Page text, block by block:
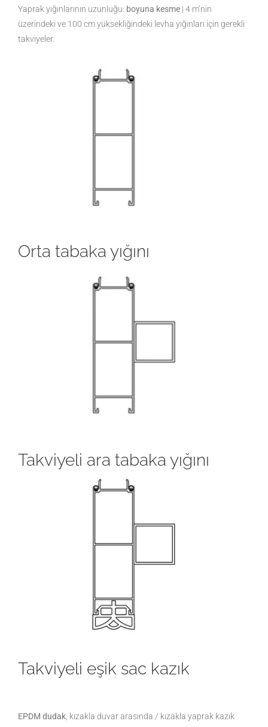
Yaprak yığınlarının uzunluğu: boyuna kesme | 4 m’nin
üzerindeki ve 100 cm yüksekliğindeki levha yığınları için gerekli
takviyeler.
Orta tabaka yığını
Takviyeli ara tabaka yığını
Takviyeli eşik sac kazık
EPDM dudak , kızakla duvar arasında / kızakla yaprak kazık